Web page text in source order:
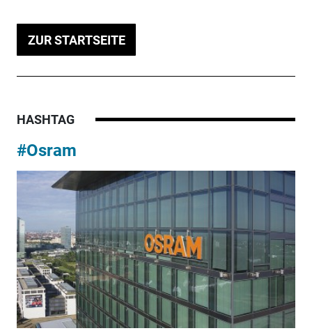
ZUR STARTSEITE
HASHTAG
#Osram